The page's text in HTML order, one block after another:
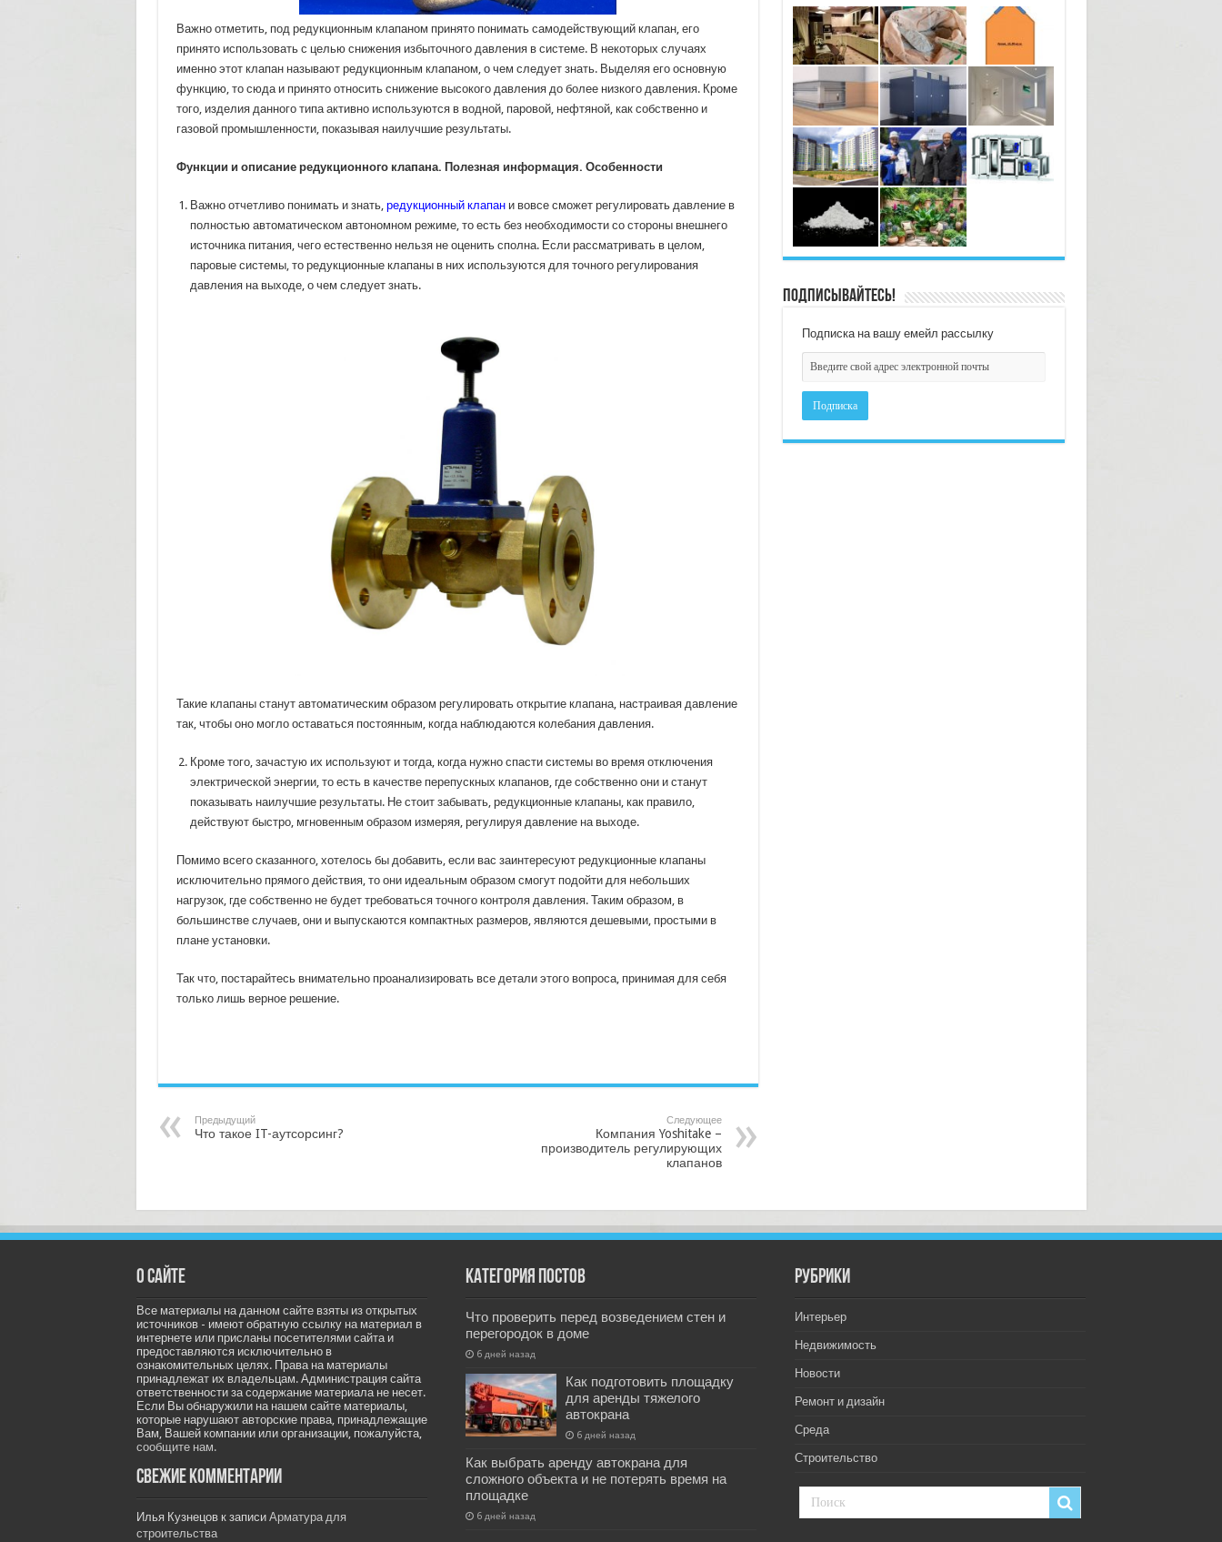
Важно отметить, под редукционным клапаном принято понимать самодействующий клапан, его
принято использовать с целью снижения избыточного давления в системе. В некоторых случаях
именно этот клапан называют редукционным клапаном, о чем следует знать. Выделяя его основную
функцию, то сюда и принято относить снижение высокого давления до более низкого давления. Кроме
того, изделия данного типа активно используются в водной, паровой, нефтяной, как собственно и
газовой промышленности, показывая наилучшие результаты.
Функции и описание редукционного клапана. Полезная информация. Особенности
Важно отчетливо понимать и знать, редукционный клапани вовсе сможет регулировать давление в
полностью автоматическом автономном режиме, то есть без необходимости со стороны внешнего
источника питания, чего естественно нельзя не оценить сполна. Если рассматривать в целом,
паровые системы, то редукционные клапаны в них используются для точного регулирования
давления на выходе, о чем следует знать.
Такие клапаны станут автоматическим образом регулировать открытие клапана, настраивая давление
так, чтобы оно могло оставаться постоянным, когда наблюдаются колебания давления.
Кроме того, зачастую их используют и тогда, когда нужно спасти системы во время отключения
электрической энергии, то есть в качестве перепускных клапанов, где собственно они и станут
показывать наилучшие результаты. Не стоит забывать, редукционные клапаны, как правило,
действуют быстро, мгновенным образом измеряя, регулируя давление на выходе.
Помимо всего сказанного, хотелось бы добавить, если вас заинтересуют редукционные клапаны
исключительно прямого действия, то они идеальным образом смогут подойти для небольших
нагрузок, где собственно не будет требоваться точного контроля давления. Таким образом, в
большинстве случаев, они и выпускаются компактных размеров, являются дешевыми, простыми в
плане установки.
Так что, постарайтесь внимательно проанализировать все детали этого вопроса, принимая для себя
только лишь верное решение.
Предыдущий
Что такое IT-аутсорсинг?
Следующее
Компания Yoshitake –
производитель регулирующих
клапанов
Подписывайтесь!
Подписка на вашу емейл рассылку
О сайте
Все материалы на данном сайте взяты из открытых
источников - имеют обратную ссылку на материал в
интернете или присланы посетителями сайта и
предоставляются исключительно в
ознакомительных целях. Права на материалы
принадлежат их владельцам. Администрация сайта
ответственности за содержание материала не несет.
Если Вы обнаружили на нашем сайте материалы,
которые нарушают авторские права, принадлежащие
Вам, Вашей компании или организации, пожалуйста,
сообщите нам.
Свежие комментарии
Илья Кузнецовк записи Арматура для
строительства
Категория постов
Что проверить перед возведением стен и
перегородок в доме
6 дней назад
Как подготовить площадку
для аренды тяжелого
автокрана
6 дней назад
Как выбрать аренду автокрана для
сложного объекта и не потерять время на
площадке
6 дней назад
РУбрики
Интерьер
Недвижимость
Новости
Ремонт и дизайн
Среда
Строительство